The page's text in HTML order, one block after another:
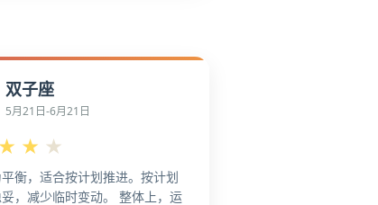
双子座
5月21日-6月21日
★ ★ ★
衡，适合按计划推进。按计划
，减少临时变动。 整体上，运